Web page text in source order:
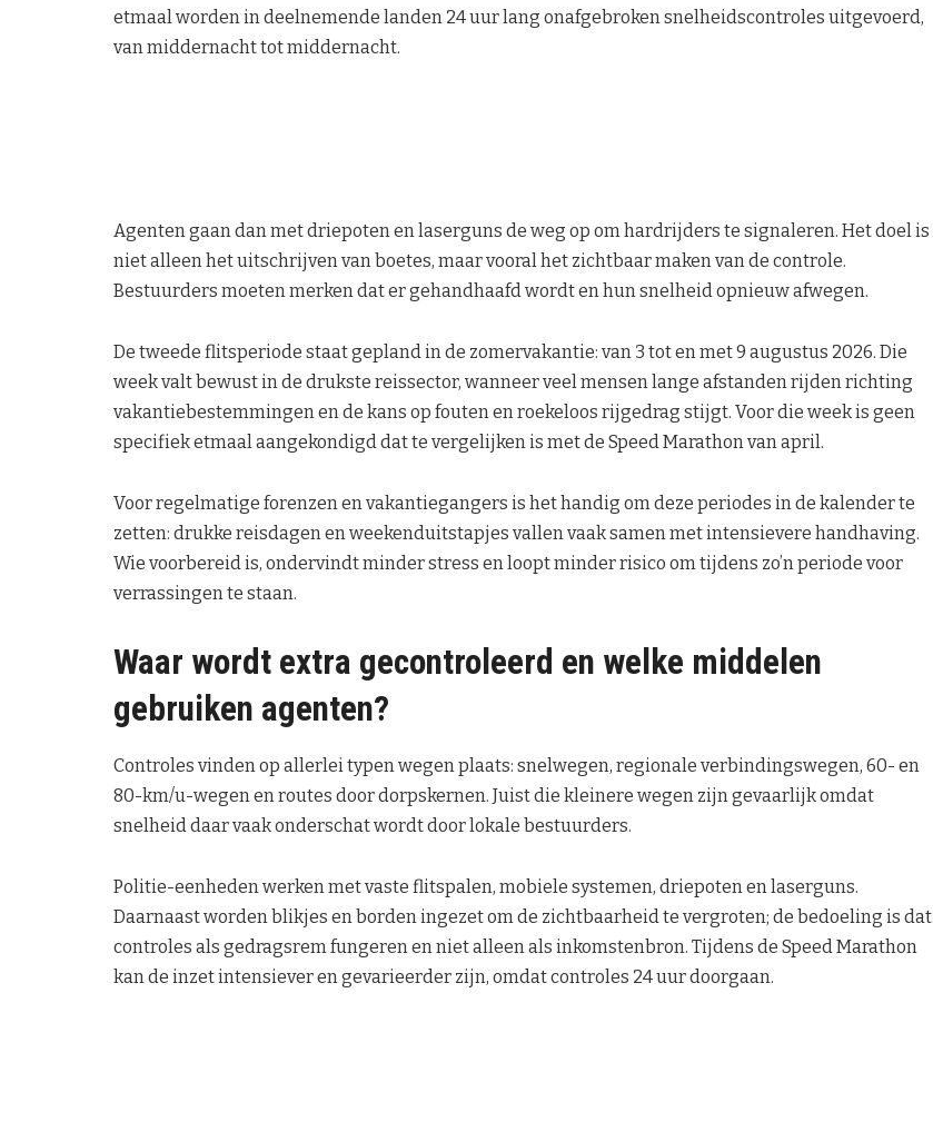
etmaal worden in deelnemende landen 24 uur lang onafgebroken snelheidscontroles uitgevoerd,
van middernacht tot middernacht.
Agenten gaan dan met driepoten en laserguns de weg op om hardrijders te signaleren. Het doel is
niet alleen het uitschrijven van boetes, maar vooral het zichtbaar maken van de controle.
Bestuurders moeten merken dat er gehandhaafd wordt en hun snelheid opnieuw afwegen.
De tweede flitsperiode staat gepland in de zomervakantie: van 3 tot en met 9 augustus 2026. Die
week valt bewust in de drukste reissector, wanneer veel mensen lange afstanden rijden richting
vakantiebestemmingen en de kans op fouten en roekeloos rijgedrag stijgt. Voor die week is geen
specifiek etmaal aangekondigd dat te vergelijken is met de Speed Marathon van april.
Voor regelmatige forenzen en vakantiegangers is het handig om deze periodes in de kalender te
zetten: drukke reisdagen en weekenduitstapjes vallen vaak samen met intensievere handhaving.
Wie voorbereid is, ondervindt minder stress en loopt minder risico om tijdens zo’n periode voor
verrassingen te staan.
Waar wordt extra gecontroleerd en welke middelen
gebruiken agenten?
Controles vinden op allerlei typen wegen plaats: snelwegen, regionale verbindingswegen, 60- en
80-km/u-wegen en routes door dorpskernen. Juist die kleinere wegen zijn gevaarlijk omdat
snelheid daar vaak onderschat wordt door lokale bestuurders.
Politie-eenheden werken met vaste flitspalen, mobiele systemen, driepoten en laserguns.
Daarnaast worden blikjes en borden ingezet om de zichtbaarheid te vergroten; de bedoeling is dat
controles als gedragsrem fungeren en niet alleen als inkomstenbron. Tijdens de Speed Marathon
kan de inzet intensiever en gevarieerder zijn, omdat controles 24 uur doorgaan.